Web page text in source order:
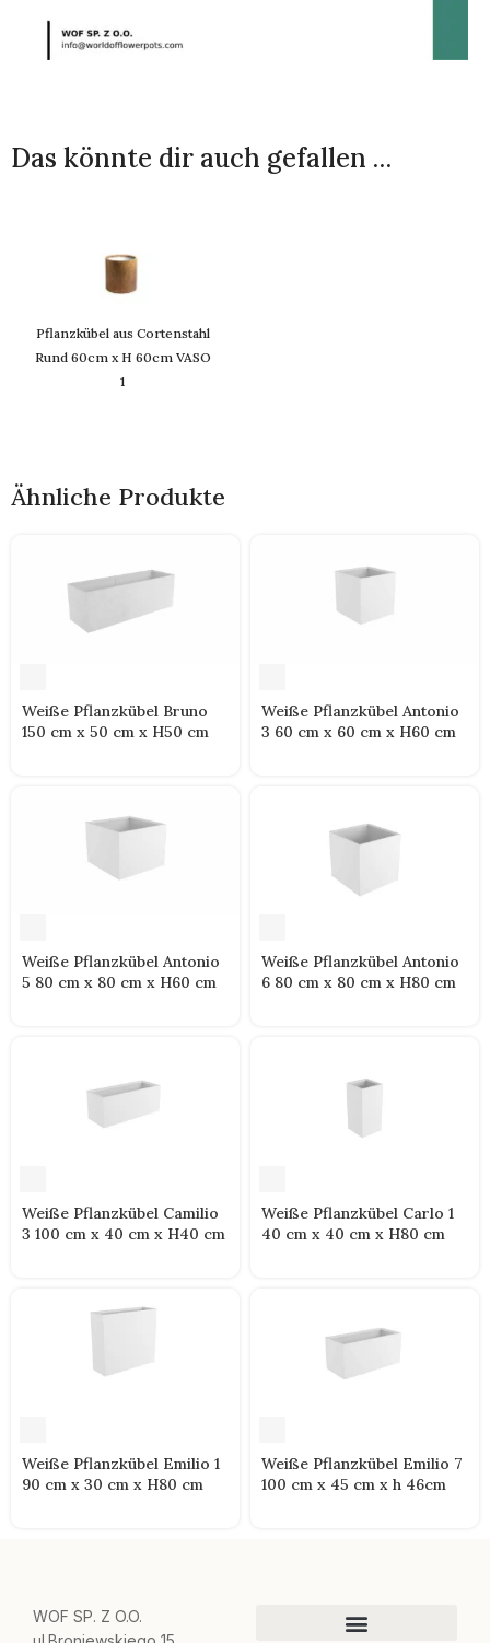
Das könnte dir auch gefallen …
Pflanzkübel aus Cortenstahl
Rund 60cm x H 60cm VASO
1
Ähnliche Produkte
Weiße Pflanzkübel Bruno
150 cm x 50 cm x H50 cm
Weiße Pflanzkübel Antonio
3 60 cm x 60 cm x H60 cm
Weiße Pflanzkübel Antonio
5 80 cm x 80 cm x H60 cm
Weiße Pflanzkübel Antonio
6 80 cm x 80 cm x H80 cm
Weiße Pflanzkübel Camilio
3 100 cm x 40 cm x H40 cm
Weiße Pflanzkübel Carlo 1
40 cm x 40 cm x H80 cm
Weiße Pflanzkübel Emilio 1
90 cm x 30 cm x H80 cm
Weiße Pflanzkübel Emilio 7
100 cm x 45 cm x h 46cm
WOF SP. Z O.O.